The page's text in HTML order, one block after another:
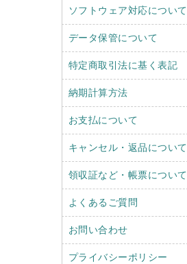
ソフトウェア対応について
データ保管について
特定商取引法に基く表記
納期計算方法
お支払について
キャンセル・返品について
領収証など・帳票について
よくあるご質問
お問い合わせ
プライバシーポリシー